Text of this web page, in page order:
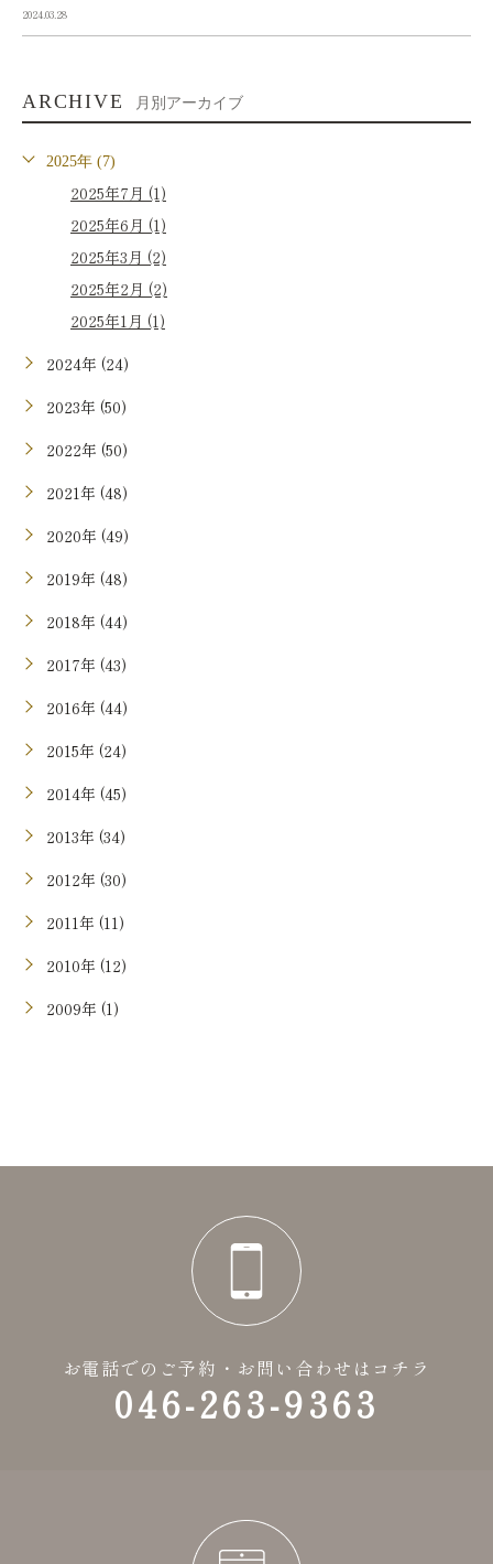
2024.03.28
ARCHIVE 月別アーカイブ
2025年 (7)
2025年7月 (1)
2025年6月 (1)
2025年3月 (2)
2025年2月 (2)
2025年1月 (1)
2024年 (24)
2023年 (50)
2022年 (50)
2021年 (48)
2020年 (49)
2019年 (48)
2018年 (44)
2017年 (43)
2016年 (44)
2015年 (24)
2014年 (45)
2013年 (34)
2012年 (30)
2011年 (11)
2010年 (12)
2009年 (1)
お電話でのご予約・お問い合わせはコチラ
046-263-9363